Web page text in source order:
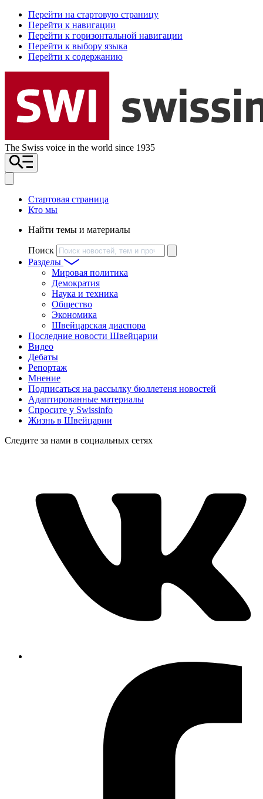
Перейти на стартовую страницу
Перейти к навигации
Перейти к горизонтальной навигации
Перейти к выбору языка
Перейти к содержанию
The Swiss voice in the world since 1935
Стартовая страница
Кто мы
Найти темы и материалы
Поиск
Разделы
Мировая политика
Демократия
Наука и техника
Общество
Экономика
Швейцарская диаспора
Последние новости Швейцарии
Видео
Дебаты
Репортаж
Мнение
Подписаться на рассылку бюллетеня новостей
Адаптированные материалы
Спросите у Swissinfo
Жизнь в Швейцарии
Следите за нами в социальных сетях